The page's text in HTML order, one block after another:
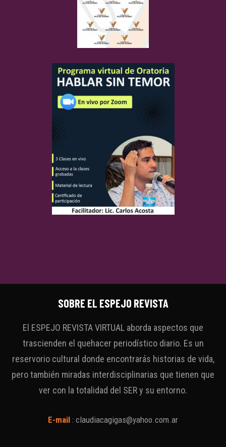
SOBRE EL ESPEJO REVISTA
El ESPEJO REVISTA VIRTUAL aborda aspectos que
trascienden el quehacer periodístico diario. Es un
reservorio cultural donde encontrarás historias de vida,
pero también miradas interdisciplinarias que tienen que
ver con la totalidad del SER y su entorno.
E-mail : claudiacagigas@yahoo.com.ar